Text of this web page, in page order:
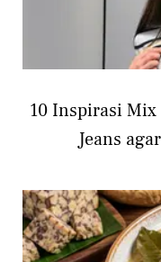
10 Inspirasi
Jeans